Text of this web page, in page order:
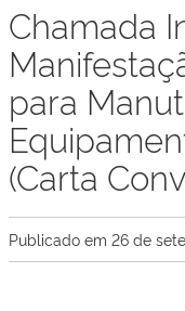
Chamada
para
(Carta
Publicado em 26 de